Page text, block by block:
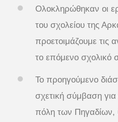
Ολοκληρώθηκαν οι
του σχολείου της
προετοιμάζουμε τις
το επόμενο σχολικό
Το προηγούμενο
σχετική σύμβαση
πόλη των Πηγαδίων,